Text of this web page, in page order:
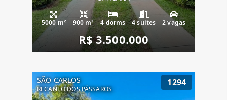
5000 m² 900 m² 4 dorms 4 suítes 2 vagas
R$ 3.500.000
SÃO CARLOS
RECANTO DOS PÁSSAROS
1294